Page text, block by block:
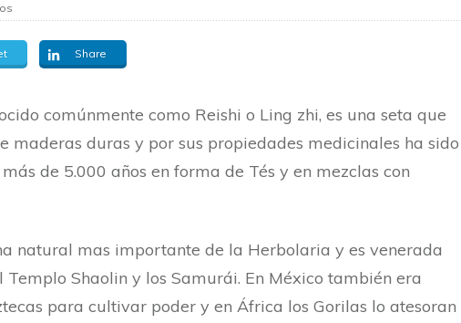
Share
comúnmente como Reishi o Ling zhi, es una seta que
maderas duras y por sus propiedades medicinales ha sido
de 5.000 años en forma de Tés y en mezclas con
natural mas importante de la Herbolaria y es venerada
Templo Shaolin y los Samurái. En México también era
para cultivar poder y en África los Gorilas lo atesoran